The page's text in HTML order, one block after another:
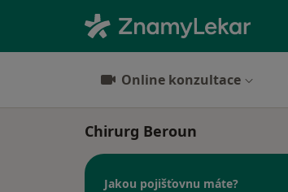
Online konzultace
Chirurg Beroun
Jakou pojišťovnu máte?